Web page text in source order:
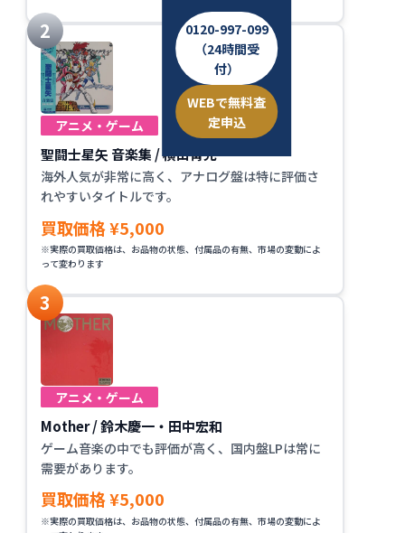
0120-997-099
（24時間受
付）
WEBで無料査
定申込
アニメ・ゲーム
聖闘士星矢 音楽集 / 横山菁児
海外人気が非常に高く、アナログ盤は特に評価さ
れやすいタイトルです。
買取価格 ¥5,000
※実際の買取価格は、お品物の状態、付属品の有無、市場の変動によ
って変わります
アニメ・ゲーム
Mother / 鈴木慶一・田中宏和
ゲーム音楽の中でも評価が高く、国内盤LPは常に
需要があります。
買取価格 ¥5,000
※実際の買取価格は、お品物の状態、付属品の有無、市場の変動によ